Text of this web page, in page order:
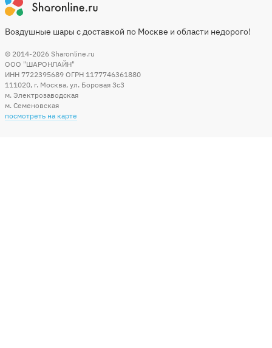
Воздушные шары с доставкой по Москве и области недорого!
© 2014-2026 Sharonline.ru
ООО "ШАРОНЛАЙН"
ИНН 7722395689 ОГРН 1177746361880
111020, г. Москва, ул. Боровая 3c3
м. Электрозаводская
м. Семеновская
посмотреть на карте